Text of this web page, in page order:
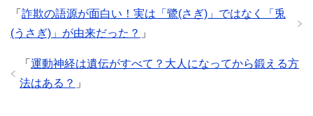
「 詐欺の語源が面白い！実は「鷺(さぎ)」ではなく「兎
(うさぎ)」が由来だった？ 」
「 運動神経は遺伝がすべて？大人になってから鍛える方
法はある？ 」